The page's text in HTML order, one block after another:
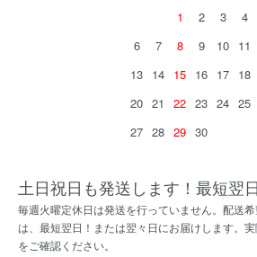
1
2 3 4
6
7 8 9 10 11
13 14 15 16 17 18
20 21 22 23 24 25
27 28 29 30
土日祝日も発送します！最短翌
毎週火曜定休日は発送を行っていません。配送
は、最短翌日！または翌々日にお届けします。
をご確認ください。